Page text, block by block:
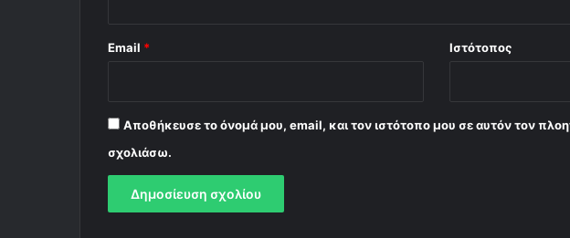
Email * Ιστότοπος
Αποθήκευσε το όνομά μου, email, και τον ιστότοπο μου σε αυτόν τον
σχολιάσω.